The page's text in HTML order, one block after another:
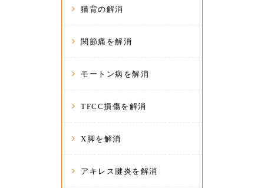
猫背の解消
関節痛を解消
モートン病を解消
TFCC損傷を解消
X脚を解消
アキレス腱炎を解消